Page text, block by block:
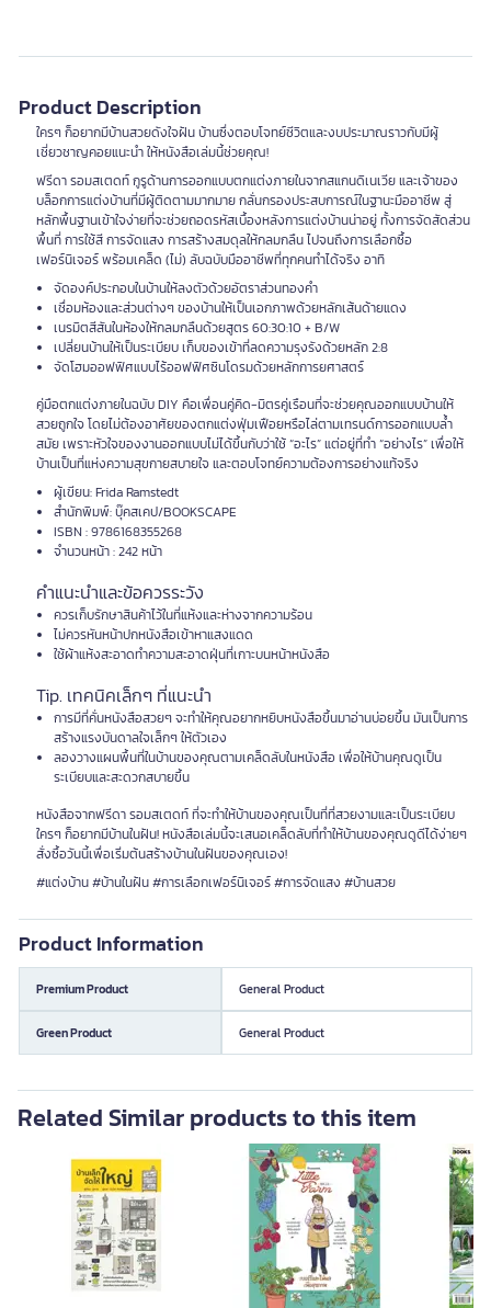
Product Description
ใครๆ ก็อยากมีบ้านสวยดังใจฝัน บ้านซึ่งตอบโจทย์ชีวิตและงบประมาณราวกับมีผู้
เชี่ยวชาญคอยแนะนำ ให้หนังสือเล่มนี้ช่วยคุณ!
ฟรีดา รอมสเตดท์ กูรูด้านการออกแบบตกแต่งภายในจากสแกนดิเนเวีย และเจ้าของ
บล็อกการแต่งบ้านที่มีผู้ติดตามมากมาย กลั่นกรองประสบการณ์ในฐานะมืออาชีพ สู่
หลักพื้นฐานเข้าใจง่ายที่จะช่วยถอดรหัสเบื้องหลังการแต่งบ้านน่าอยู่ ทั้งการจัดสัดส่วน
พื้นที่ การใช้สี การจัดแสง การสร้างสมดุลให้กลมกลืน ไปจนถึงการเลือกซื้อ
เฟอร์นิเจอร์ พร้อมเคล็ด (ไม่) ลับฉบับมืออาชีพที่ทุกคนทำได้จริง อาทิ
จัดองค์ประกอบในบ้านให้ลงตัวด้วยอัตราส่วนทองคำ
เชื่อมห้องและส่วนต่างๆ ของบ้านให้เป็นเอกภาพด้วยหลักเส้นด้ายแดง
เนรมิตสีสันในห้องให้กลมกลืนด้วยสูตร 60:30:10 + B/W
เปลี่ยนบ้านให้เป็นระเบียบ เก็บของเข้าที่ลดความรุงรังด้วยหลัก 2:8
จัดโฮมออฟฟิศแบบไร้ออฟฟิศซินโดรมด้วยหลักการยศาสตร์
คู่มือตกแต่งภายในฉบับ DIY คือเพื่อนคู่คิด-มิตรคู่เรือนที่จะช่วยคุณออกแบบบ้านให้
สวยถูกใจ โดยไม่ต้องอาศัยของตกแต่งฟุ่มเฟือยหรือไล่ตามเทรนด์การออกแบบล้ำ
สมัย เพราะหัวใจของงานออกแบบไม่ได้ขึ้นกับว่าใช้ “อะไร” แต่อยู่ที่ทำ “อย่างไร” เพื่อให้
บ้านเป็นที่แห่งความสุขกายสบายใจ และตอบโจทย์ความต้องการอย่างแท้จริง
ผู้เขียน: Frida Ramstedt
สำนักพิมพ์: บุ๊คสเคป/BOOKSCAPE
ISBN : 9786168355268
จำนวนหน้า : 242 หน้า
คำแนะนำและข้อควรระวัง
ควรเก็บรักษาสินค้าไว้ในที่แห้งและห่างจากความร้อน
ไม่ควรหันหน้าปกหนังสือเข้าหาแสงแดด
ใช้ผ้าแห้งสะอาดทำความสะอาดฝุ่นที่เกาะบนหน้าหนังสือ
Tip. เทคนิคเล็กๆ ที่แนะนำ
การมีที่คั่นหนังสือสวยๆ จะทำให้คุณอยากหยิบหนังสือขึ้นมาอ่านบ่อยขึ้น มันเป็นการ
สร้างแรงบันดาลใจเล็กๆ ให้ตัวเอง
ลองวางแผนพื้นที่ในบ้านของคุณตามเคล็ดลับในหนังสือ เพื่อให้บ้านคุณดูเป็น
ระเบียบและสะดวกสบายขึ้น
หนังสือจากฟรีดา รอมสเตดท์ ที่จะทำให้บ้านของคุณเป็นที่ที่สวยงามและเป็นระเบียบ
ใครๆ ก็อยากมีบ้านในฝัน! หนังสือเล่มนี้จะเสนอเคล็ดลับที่ทำให้บ้านของคุณดูดีได้ง่ายๆ
สั่งซื้อวันนี้เพื่อเริ่มต้นสร้างบ้านในฝันของคุณเอง!
#แต่งบ้าน #บ้านในฝัน #การเลือกเฟอร์นิเจอร์ #การจัดแสง #บ้านสวย
Product Information
Premium Product General Product
Green Product General Product
Related Similar products to this item